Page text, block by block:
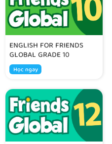
ENGLISH FOR FRIENDS
GLOBAL GRADE 10
Học ngay